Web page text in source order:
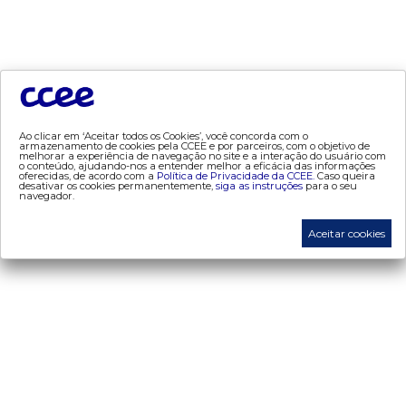
- geração
- leilão
- mcsd
- mercado mensal
- mercado quinzenal
- mve
- segurança de mercado
Ao clicar em ‘Aceitar todos os Cookies’, você concorda com o
armazenamento de cookies pela CCEE e por parceiros, com o objetivo de
melhorar a experiência de navegação no site e a interação do usuário com
o conteúdo, ajudando-nos a entender melhor a eficácia das informações
oferecidas, de acordo com a Política de Privacidade da CCEE. Caso queira
desativar os cookies permanentemente, siga as instruções para o seu
navegador.
Aceitar cookies